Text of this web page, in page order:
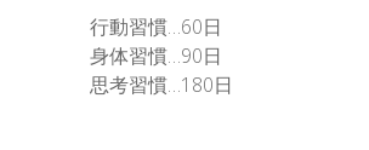
行動習慣…60日
身体習慣…90日
思考習慣…180日